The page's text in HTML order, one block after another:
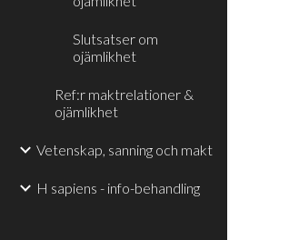
Slutsatser om
ojämlikhet
Ref:r maktrelationer &
ojämlikhet
Vetenskap, sanning och makt
H sapiens - info-behandling